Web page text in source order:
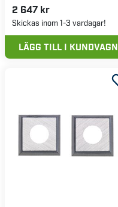
2 647 kr
Skickas inom 1-3 vardagar!
LÄGG TILL I KUNDVAGN